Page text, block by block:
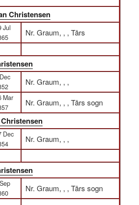
Christensen
Jul
Nr. Graum, , , Tårs
Nr. Graum, , ,
Mar
Nr. Graum, , , Tårs sogn
Dec
Nr. Graum, , ,
Nr. Graum, , , Tårs sogn